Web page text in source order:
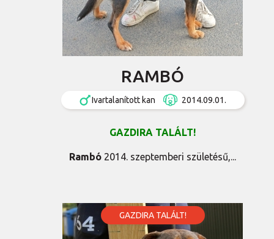
RAMBÓ
Ivartalanított kan 2014.09.01.
GAZDIRA TALÁLT!
Rambó 2014. szeptemberi születésű,...
GAZDIRA TALÁLT!